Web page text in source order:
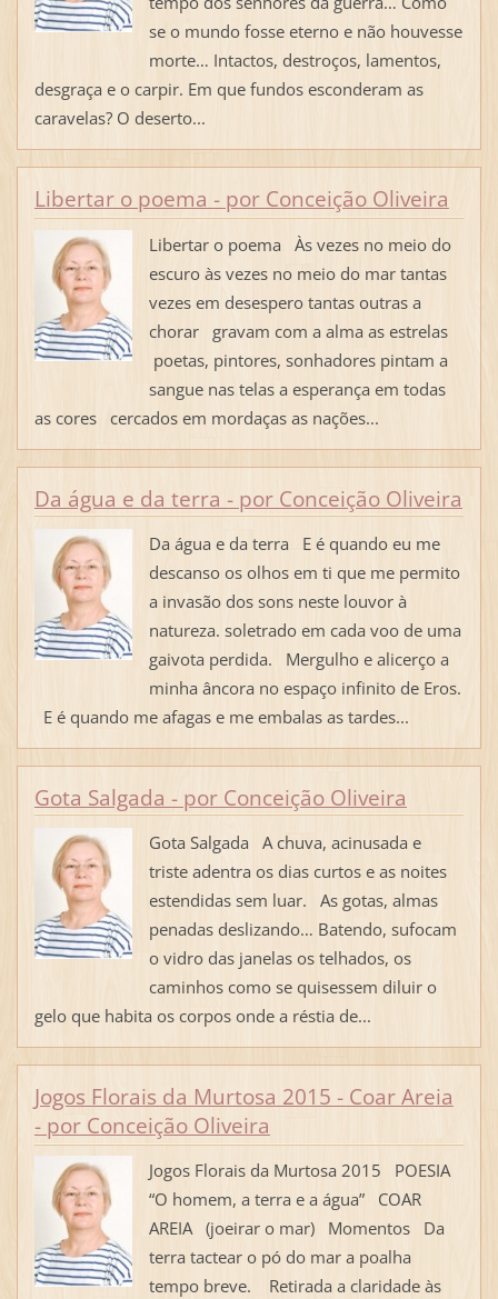
se o mundo fosse eterno e não houvesse
morte… Intactos, destroços, lamentos,
desgraça e o carpir. Em que fundos esconderam as
caravelas? O deserto...
Libertar o poema - por Conceição Oliveira
Libertar o poema Às vezes no meio do
escuro às vezes no meio do mar tantas
vezes em desespero tantas outras a
chorar gravam com a alma as estrelas
poetas, pintores, sonhadores pintam a
sangue nas telas a esperança em todas
as cores cercados em mordaças as nações...
Da água e da terra - por Conceição Oliveira
Da água e da terra E é quando eu me
descanso os olhos em ti que me permito
a invasão dos sons neste louvor à
natureza. soletrado em cada voo de uma
gaivota perdida. Mergulho e alicerço a
minha âncora no espaço infinito de Eros.
E é quando me afagas e me embalas as tardes...
Gota Salgada - por Conceição Oliveira
Gota Salgada A chuva, acinusada e
triste adentra os dias curtos e as noites
estendidas sem luar. As gotas, almas
penadas deslizando… Batendo, sufocam
o vidro das janelas os telhados, os
caminhos como se quisessem diluir o
gelo que habita os corpos onde a réstia de...
Jogos Florais da Murtosa 2015 - Coar Areia
- por Conceição Oliveira
Jogos Florais da Murtosa 2015 POESIA
“O homem, a terra e a água” COAR
AREIA (joeirar o mar) Momentos Da
terra tactear o pó do mar a poalha
tempo breve. Retirada a claridade às